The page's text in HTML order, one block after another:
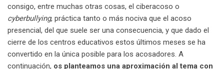
consigo, entre muchas otras cosas, el ciberacoso o
cyberbullying, práctica tanto o más nociva que el acoso
presencial, del que suele ser una consecuencia, y que dado el
cierre de los centros educativos estos últimos meses se ha
convertido en la única posible para los acosadores. A
continuación, os planteamos una aproximación al tema con